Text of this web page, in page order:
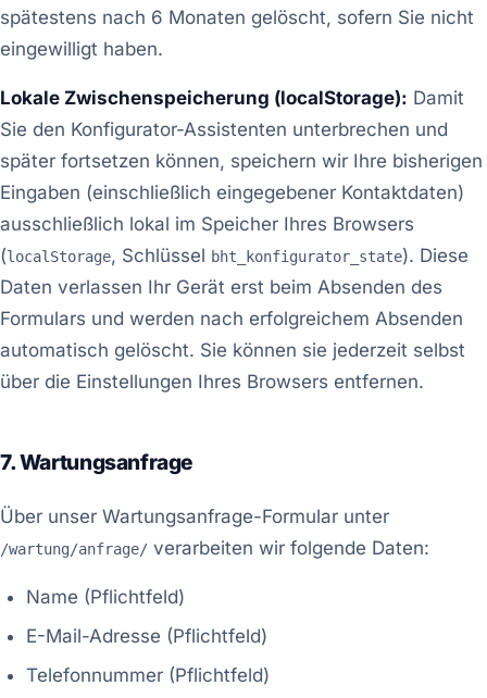
spätestens nach 6 Monaten gelöscht, sofern Sie nicht
eingewilligt haben.
Lokale Zwischenspeicherung (localStorage): Damit
Sie den Konfigurator-Assistenten unterbrechen und
später fortsetzen können, speichern wir Ihre bisherigen
Eingaben (einschließlich eingegebener Kontaktdaten)
ausschließlich lokal im Speicher Ihres Browsers
(localStorage, Schlüssel bht_konfigurator_state). Diese
Daten verlassen Ihr Gerät erst beim Absenden des
Formulars und werden nach erfolgreichem Absenden
automatisch gelöscht. Sie können sie jederzeit selbst
über die Einstellungen Ihres Browsers entfernen.
7. Wartungsanfrage
Über unser Wartungsanfrage-Formular unter
/wartung/anfrage/ verarbeiten wir folgende Daten:
Name (Pflichtfeld)
E-Mail-Adresse (Pflichtfeld)
Telefonnummer (Pflichtfeld)